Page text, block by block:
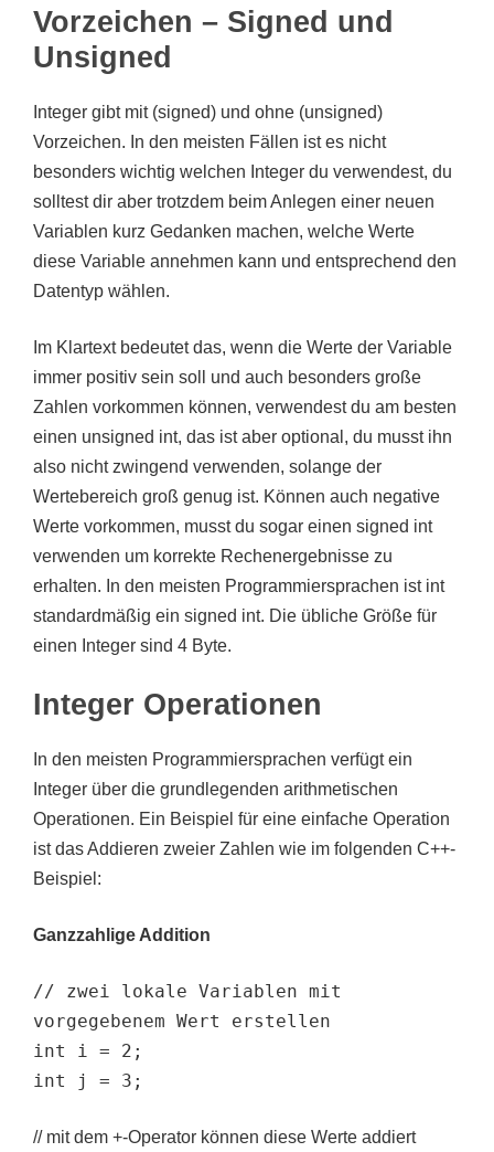
Vorzeichen – Signed und
Unsigned
Integer gibt mit (signed) und ohne (unsigned)
Vorzeichen. In den meisten Fällen ist es nicht
besonders wichtig welchen Integer du verwendest, du
solltest dir aber trotzdem beim Anlegen einer neuen
Variablen kurz Gedanken machen, welche Werte
diese Variable annehmen kann und entsprechend den
Datentyp wählen.
Im Klartext bedeutet das, wenn die Werte der Variable
immer positiv sein soll und auch besonders große
Zahlen vorkommen können, verwendest du am besten
einen unsigned int, das ist aber optional, du musst ihn
also nicht zwingend verwenden, solange der
Wertebereich groß genug ist. Können auch negative
Werte vorkommen, musst du sogar einen signed int
verwenden um korrekte Rechenergebnisse zu
erhalten. In den meisten Programmiersprachen ist int
standardmäßig ein signed int. Die übliche Größe für
einen Integer sind 4 Byte.
Integer Operationen
In den meisten Programmiersprachen verfügt ein
Integer über die grundlegenden arithmetischen
Operationen. Ein Beispiel für eine einfache Operation
ist das Addieren zweier Zahlen wie im folgenden C++-
Beispiel:
Ganzzahlige Addition
// zwei lokale Variablen mit
vorgegebenem Wert erstellen
int i = 2;
int j = 3;
// mit dem +-Operator können diese Werte addiert